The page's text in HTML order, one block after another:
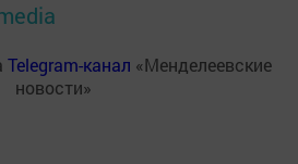
Telegram-канал «Менделеевские
новости»